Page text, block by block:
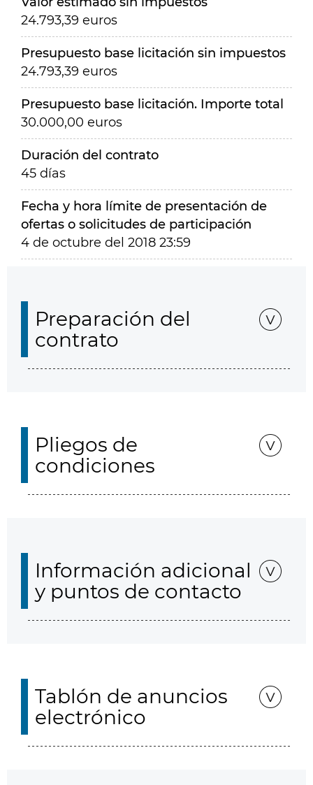
24.793,39 euros
Presupuesto base licitación sin impuestos
24.793,39 euros
Presupuesto base licitación. Importe total
30.000,00 euros
Duración del contrato
45 días
Fecha y hora límite de presentación de
ofertas o solicitudes de participación
4 de octubre del 2018 23:59
Preparación del
contrato
Pliegos de
condiciones
Información adicional
y puntos de contacto
Tablón de anuncios
electrónico